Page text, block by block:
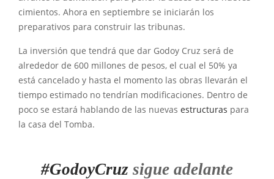
cimientos. Ahora en septiembre se iniciarán los
preparativos para construir las tribunas.
La inversión que tendrá que dar Godoy Cruz será de
alrededor de 600 millones de pesos, el cual el 50% ya
está cancelado y hasta el momento las obras llevarán el
tiempo estimado no tendrían modificaciones. Dentro de
poco se estará hablando de las nuevas estructuras para
la casa del Tomba.
#GodoyCruz sigue adelante